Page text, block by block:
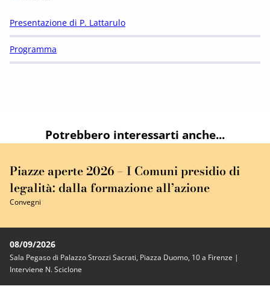
Presentazione di P. Lattarulo
Programma
Potrebbero interessarti anche...
Piazze aperte 2026 – I Comuni presidio di
legalità: dalla formazione all’azione
Convegni
08/09/2026
Sala Pegaso di Palazzo Strozzi Sacrati, Piazza Duomo, 10 a Firenze |
Interviene N. Sciclone